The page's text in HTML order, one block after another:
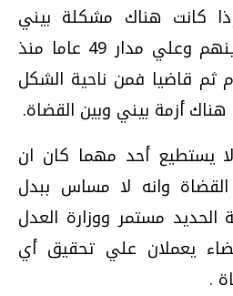
كانت هناك مشكلة بيني
وبينهم كيف اعيش بينهم وعلي مدار 49 عاما منذ
ثم قاضيا فمن ناحية الشكل
أزمة بيني وبين القضاة.
يستطيع أحد مهما كان ان
وانه لا مساس ببدل
الحديد مستمر ووزارة العدل
يعملان علي تحقيق أي
.